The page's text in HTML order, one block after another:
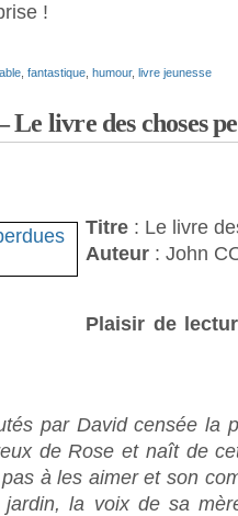
!
fantastique humour, livre jeunesse
livre des choses
Titre : Le livre
Auteur : John
Plaisir de
par David censée la
de Rose et naît de
à les aimer et son
la voix de sa